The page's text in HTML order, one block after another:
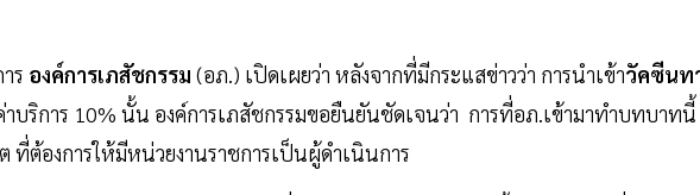
ร องค์การเภสัชกรรม (อภ.) เปิดเผยว่า หลังจากที่มีกระแสข่าวว่า การนำเข้าวัคซีนท
าบริการ 10% นั้น องค์การเภสัชกรรมขอยืนยันชัดเจนว่า การที่อภ.เข้ามาทำบทบาทนี้
ต้องการให้มีหน่วยงานราชการเป็นผู้ดำเนินการ